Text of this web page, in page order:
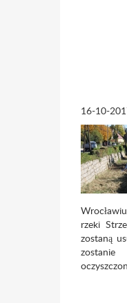
16-10-
rzeki
zostaną